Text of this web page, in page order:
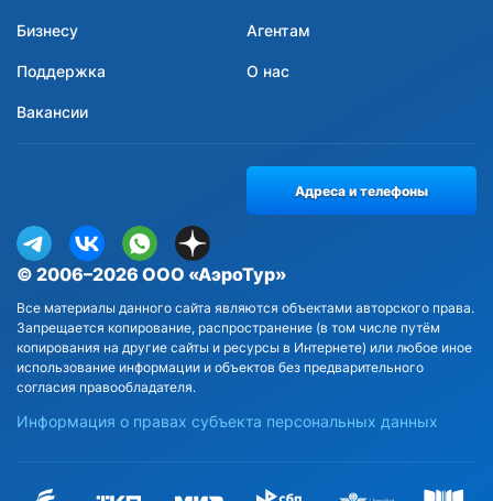
Бизнесу Агентам
Поддержка О нас
Вакансии
© 2006–2026 ООО «АэроТур»
Все материалы данного сайта являются объектами авторского права.
Запрещается копирование, распространение (в том числе путём
копирования на другие сайты и ресурсы в Интернете) или любое иное
использование информации и объектов без предварительного
согласия правообладателя.
Информация о правах субъекта персональных данных
Адреса и телефоны